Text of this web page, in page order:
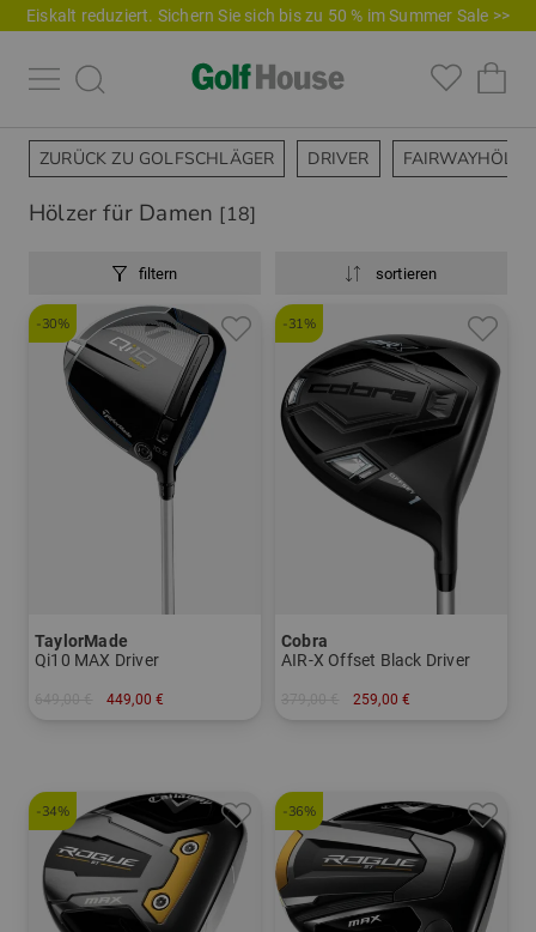
Eiskalt reduziert. Sichern Sie sich bis zu 50 % im Summer Sale >>
ZURÜCK ZU GOLFSCHLÄGER DRIVER
Hölzer für Damen [18]
filtern sortieren
-30%
TaylorMade
Qi10 MAX Driver
449,00 €
-31%
Cobra
AIR-X Offset Black Driver
259,00 €
-34% -36%